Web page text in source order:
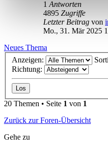
1 Antworten
4895 Zugriffe
Letzter Beitrag von
Mo., 31. Mär 2025
Neues Thema
Anzeigen:
Richtung:
20 Themen • Seite 1 von 1
Zurück zur Foren-Übersicht
Gehe zu